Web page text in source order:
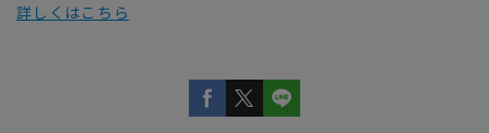
詳しくはこちら